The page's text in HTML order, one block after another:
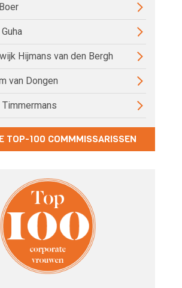
Hijmans van den Bergh
van Dongen
TOP-100 COMMMISSARISSEN